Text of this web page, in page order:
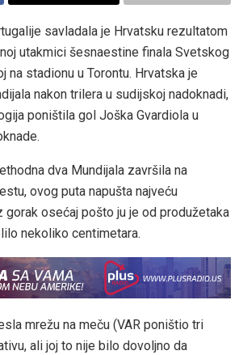
savladala je Hrvatsku rezultatom
utakmici šesnaestine finala Svetskog
na stadionu u Torontu. Hrvatska je
nakon trilera u sudijskoj nadoknadi,
poništila gol Joška Gvardiola u
dva Mundijala završila na
ovog puta napušta najveću
gorak osećaj pošto ju je od produžetaka
nekoliko centimetara.
mrežu na meču (VAR poništio tri
ali joj to nije bilo dovoljno da